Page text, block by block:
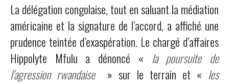
La délégation congolaise, tout en saluant la médiation
américaine et la signature de l’accord, a affiché une
prudence teintée d’exaspération. Le chargé d’affaires
Hippolyte Mfulu a dénoncé « la poursuite de
l’agression rwandaise
» sur le terrain et « les